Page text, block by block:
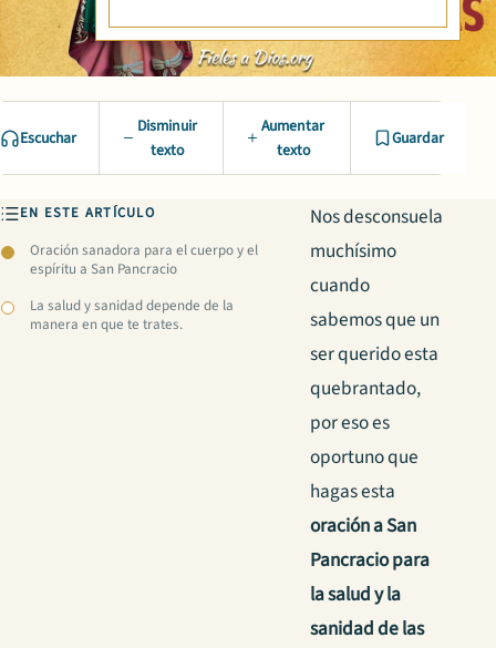
Escuchar
Disminuir
texto
Aumentar
texto
Guardar
EN ESTE ARTÍCULO
Oración sanadora para el cuerpo y el
espíritu a San Pancracio
La salud y sanidad depende de la
manera en que te trates.
Nos desconsuela
muchísimo
cuando
sabemos que un
ser querido esta
quebrantado,
por eso es
oportuno que
hagas esta
oración a San
Pancracio para
la salud y la
sanidad de las